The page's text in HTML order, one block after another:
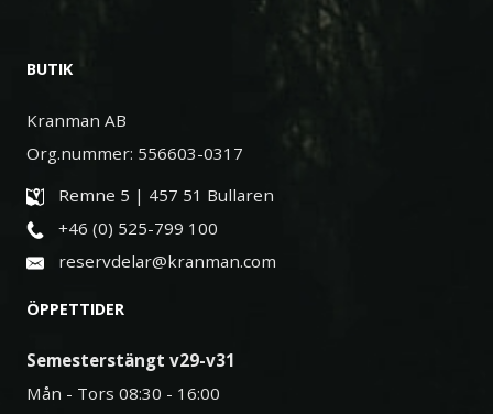
BUTIK
Kranman AB
Org.nummer: 556603-0317
Remne 5 | 457 51 Bullaren
+46 (0) 525-799 100
reservdelar@kranman.com
ÖPPETTIDER
Semesterstängt v29-v31
Mån - Tors 08:30 - 16:00